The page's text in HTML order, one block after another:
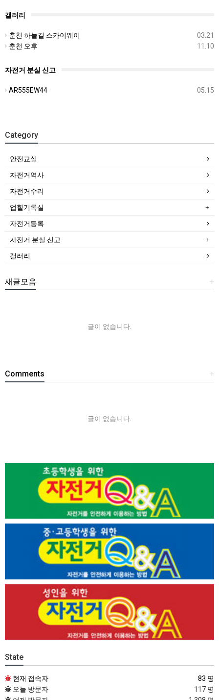
갤러리
03.21
춘천 하늘길 스카이웨이
11.10
춘천 오후
자전거 분실 신고
05.15
AR555EW44
Category
안전교실
자전거역사
자전거수리
업힐기록실
자전거등록
자전거 분실 신고
갤러리
+
새글모음
글이 없습니다.
+
Comments
글이 없습니다.
State
현재 접속자
83 명
오늘 방문자
117 명